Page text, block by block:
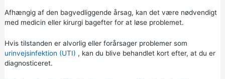
Afhængig af den bagvedliggende årsag, kan det være nødvendigt
med medicin eller kirurgi bagefter for at løse problemet.
Hvis tilstanden er alvorlig eller forårsager problemer som
urinvejsinfektion (UTI) , kan du blive behandlet kort efter, at du er
diagnosticeret.